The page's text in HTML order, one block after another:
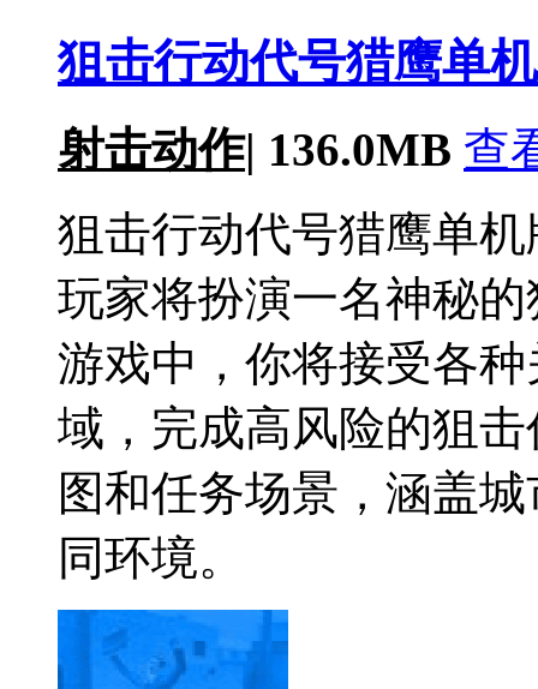
狙击行动代号猎鹰单
射击动作| 136.0MB 查
狙击行动代号猎鹰单
玩家将扮演一名神秘
游戏中，你将接受各
域，完成高风险的狙
图和任务场景，涵盖
同环境。